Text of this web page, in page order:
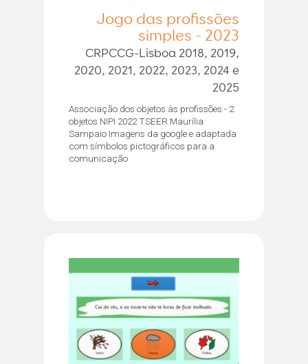
Jogo das profissões
simples - 2023
CRPCCG-Lisboa 2018, 2019,
2020, 2021, 2022, 2023, 2024 e
2025
Associação dos objetos às profissões - 2
objetos NIPI 2022 TSEER Maurília
Sampaio Imagens da google e adaptada
com símbolos pictográficos para a
comunicação